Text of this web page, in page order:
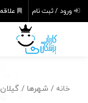
ورود / ثبت نام
خانه / شهرها / گیلان